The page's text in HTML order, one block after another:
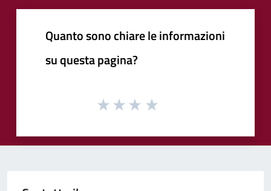
Quanto sono chiare le informazioni
su questa pagina?